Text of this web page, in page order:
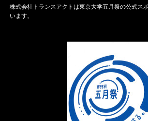
株式会社トランスアクトは東京大学五月祭の公式ス
います。